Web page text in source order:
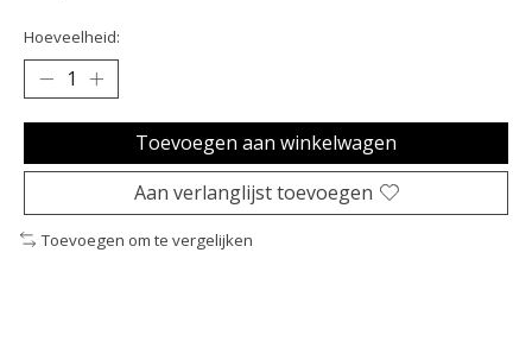
Hoeveelheid:
Toevoegen aan winkelwagen
Aan verlanglijst toevoegen
Toevoegen om te vergelijken